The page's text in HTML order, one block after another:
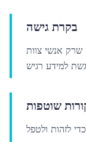
בקרת גישה
שרק אנשי צוות
שוטפות
לזהות ולטפל